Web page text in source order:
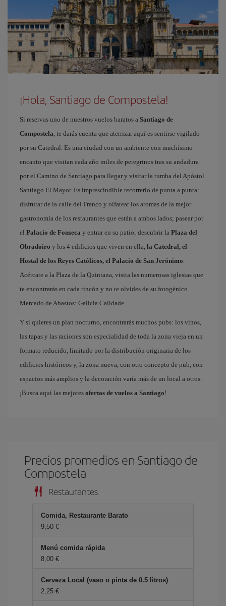
¡Hola, Santiago de Compostela!
Si reservas uno de nuestros vuelos baratos a Santiago de
Compostela, te darás cuenta que aterrizar aquí es sentirse vigilado
por su Catedral. Es una ciudad con un ambiente con muchísimo
encanto que visitan cada año miles de peregrinos tras su andadura
por el Camino de Santiago para llegar y visitar la tumba del Apóstol
Santiago El Mayor. Es imprescindible recorrerlo de punta a punta:
disfrutar de la calle del Franco y olfatear los aromas de la mejor
gastronomía de los restaurantes que están a ambos lados; pasear por
el Palacio de Fonseca y entrar en su patio; descubrir la Plaza del
Obradoiro y los 4 edificios que viven en ella, la Catedral, el
Hostal de los Reyes Católicos, el Palacio de San Jerónimo.
Acércate a la Plaza de la Quintana, visita las numerosas iglesias que
te encontrarás en cada rincón y no te olvides de su fotogénico
Mercado de Abastos: Galicia Calidade.
Y si quieres un plan nocturno, encontrarás muchos pubs: los vinos,
las tapas y las raciones son especialidad de toda la zona vieja en un
formato reducido, limitado por la distribución originaria de los
edificios históricos y, la zona nueva, con otro concepto de pub, con
espacios más amplios y la decoración varía más de un local a otros.
¡Busca aquí las mejores ofertas de vuelos a Santiago!
Precios promedios en Santiago de
Compostela
Restaurantes
Comida, Restaurante Barato
9,50 €
Menú comida rápida
8,00 €
Cerveza Local (vaso o pinta de 0.5 litros)
2,25 €